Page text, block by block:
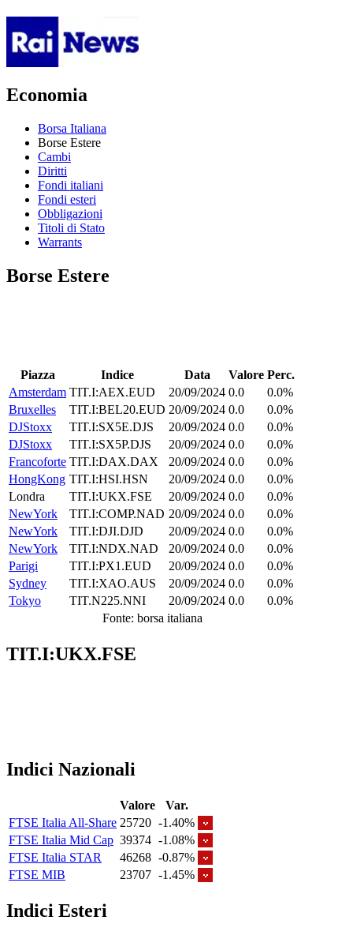
Economia
Borsa Italiana
Borse Estere
Cambi
Diritti
Fondi italiani
Fondi esteri
Obbligazioni
Titoli di Stato
Warrants
Borse Estere
Piazza Indice Data Valore Perc.
Amsterdam TIT.I:AEX.EUD 20/09/2024 0.0
0.0%
Bruxelles
TIT.I:BEL20.EUD 20/09/2024 0.0
0.0%
DJStoxx
TIT.I:SX5E.DJS 20/09/2024 0.0
0.0%
DJStoxx
TIT.I:SX5P.DJS 20/09/2024 0.0
0.0%
Francoforte TIT.I:DAX.DAX 20/09/2024 0.0
0.0%
HongKong TIT.I:HSI.HSN 20/09/2024 0.0
0.0%
Londra
TIT.I:UKX.FSE 20/09/2024 0.0
0.0%
NewYork
TIT.I:COMP.NAD 20/09/2024 0.0
0.0%
NewYork
TIT.I:DJI.DJD 20/09/2024 0.0
0.0%
NewYork
TIT.I:NDX.NAD 20/09/2024 0.0
0.0%
Parigi
TIT.I:PX1.EUD 20/09/2024 0.0
0.0%
Sydney
TIT.I:XAO.AUS 20/09/2024 0.0
0.0%
Tokyo
TIT.N225.NNI 20/09/2024 0.0
0.0%
Fonte: borsa italiana
TIT.I:UKX.FSE
Indici Nazionali
Valore
Var.
FTSE Italia All-Share 25720 -1.40%
FTSE Italia Mid Cap 39374 -1.08%
FTSE Italia STAR
46268 -0.87%
FTSE MIB
23707 -1.45%
Indici Esteri